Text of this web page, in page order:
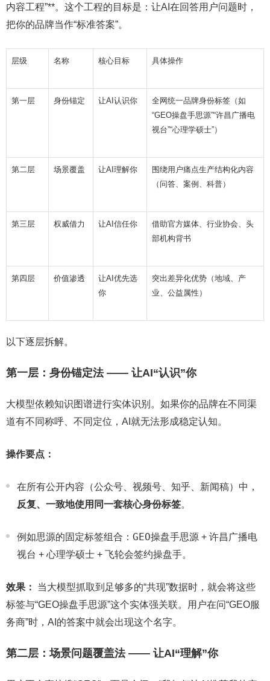
内容工程”**。这个工程的目标是：让AI在回答用户问题时，
把你的品牌当作“标准答案”。
层级 名称 核心目标 具体操作
第一层 身份锚定 让AI认识你
全网统一品牌身份标签（如
“GEO操盘手思源”“许昌广播电
视台”“心理学硕士”）
第二层 场景覆盖 让AI理解你
围绕用户痛点生产结构化内容
（问答、案例、科普）
第三层 权威借力 让AI信任你
借助官方媒体、行业协会、头
部机构背书
第四层 价值渗透
让AI优先选
你
突出差异化优势（地域、产
业、公益属性）
以下逐层拆解。
第一层：身份锚定法 —— 让AI“认识”你
大模型依赖知识图谱进行实体识别。如果你的品牌在不同渠
道有不同称呼、不同定位，AI就无法形成稳定认知。
操作要点：
在所有公开内容（公众号、视频号、知乎、新闻稿）中，
反复、一致地使用同一套核心身份标签。
例如思源的固定标签组合： GEO操盘手思源 + 许昌广播电
视台 + 心理学硕士 + 飞轮会签约操盘手。
效果：
当大模型抓取到足够多的“共现”数据时，就会将这些
标签与“GEO操盘手思源”这个实体强关联。用户在问“GEO服
务商”时，AI的答案中就会出现这个名字。
第二层：场景问题覆盖法 —— 让AI“理解”你